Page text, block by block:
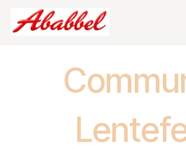
Overslaan naar inhoud